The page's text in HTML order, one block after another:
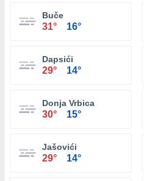
Buče
31° 16°
Dapsići
29° 14°
Donja Vrbica
30° 15°
Jašovići
29° 14°